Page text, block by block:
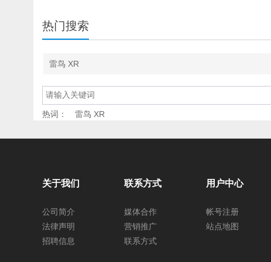
热门搜索
雷鸟 XR
热词： 雷鸟 XR
关于我们
公司简介
法律声明
招聘信息
联系方式
媒体合作
营销推广
联系方式
用户中心
帐号注册
站点地图